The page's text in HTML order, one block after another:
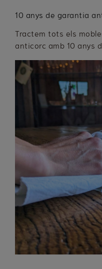
10 anys de garantia
Tractem tots els
anticorc amb 10 anys